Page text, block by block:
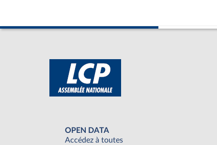
OPEN DATA
Accédez à toutes